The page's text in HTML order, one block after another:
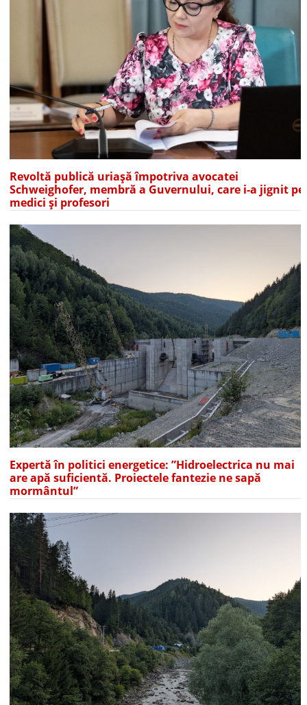
Revoltă publică uriașă împotriva avocatei
Schweighofer, membră a Guvernului, care i-a jignit pe
medici și profesori
Expertă în politici energetice: ”Hidroelectrica nu mai
are apă suficientă. Proiectele fantezie ne sapă
mormântul”